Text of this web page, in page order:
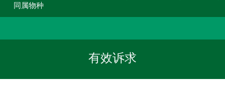
同属物种
有效诉求